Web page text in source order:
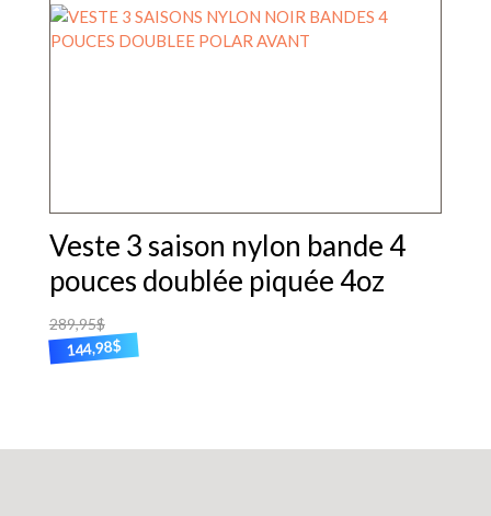
Veste 3 saison nylon bande 4
pouces doublée piquée 4oz
289,95$
144,98$
Ce